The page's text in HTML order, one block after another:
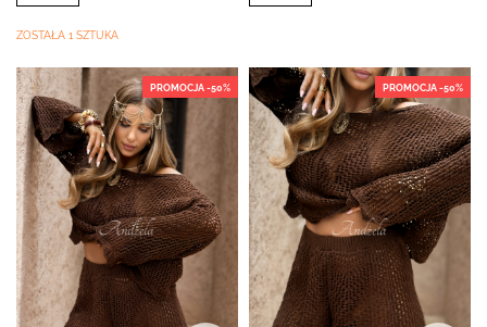
ZOSTAŁA 1 SZTUKA
PROMOCJA -50% PROMOCJA -50%